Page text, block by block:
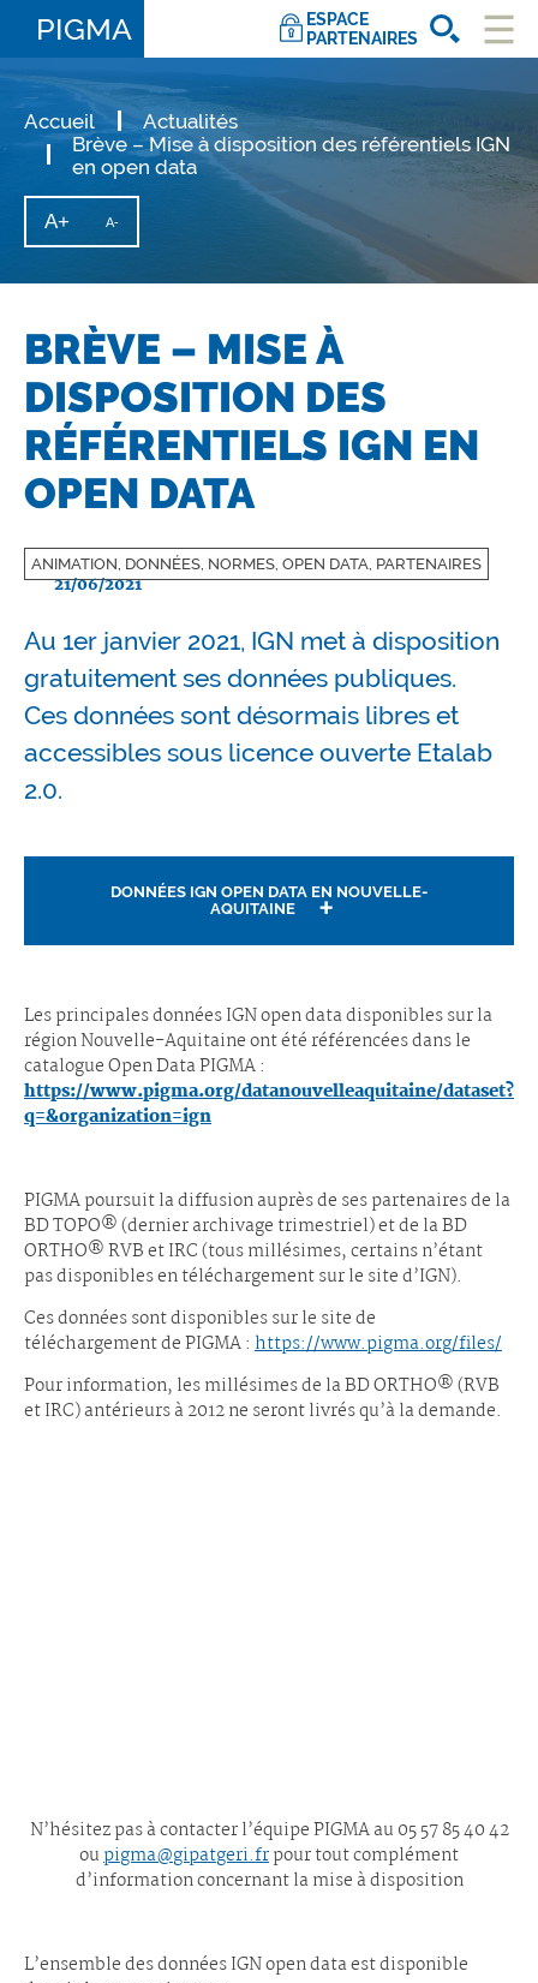
PIGMA
ESPACE
PARTENAIRES
Accueil
Actualités
Brève – Mise à disposition des référentiels IGN
en open data
A+ Augmenter
la
du
A-
taille
BRÈVE – MISE À
DISPOSITION DES
RÉFÉRENTIELS IGN EN
OPEN DATA
ANIMATION, DONNÉES, NORMES, OPEN DATA, PARTENAIRES
21/06/2021
Au 1er janvier 2021, IGN met à disposition
gratuitement ses données publiques.
Ces données sont désormais libres et
accessibles sous licence ouverte Etalab
2.0.
DONNÉES IGN OPEN DATA EN NOUVELLE-
AQUITAINE
Les principales données IGN open data disponibles sur la
région Nouvelle-Aquitaine ont été référencées dans le
catalogue Open Data PIGMA :
https://www.pigma.org/datanouvelleaquitaine/dataset?
q=&organization=ign
PIGMA poursuit la diffusion auprès de ses partenaires de la
BD TOPO® (dernier archivage trimestriel) et de la BD
ORTHO® RVB et IRC (tous millésimes, certains n’étant
pas disponibles en téléchargement sur le site d’IGN).
Ces données sont disponibles sur le site de
téléchargement de PIGMA : https://www.pigma.org/files/
Pour information, les millésimes de la BD ORTHO® (RVB
et IRC) antérieurs à 2012 ne seront livrés qu’à la demande.
N’hésitez pas à contacter l’équipe PIGMA au 05 57 85 40 42
oupigma@gipatgeri.frpour tout complément
d’information concernant la mise à disposition
L’ensemble des données IGN open data est disponible